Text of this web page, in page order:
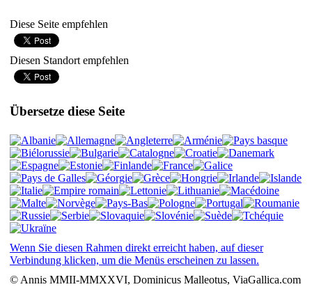
Diese Seite empfehlen
Diesen Standort empfehlen
Übersetze diese Seite
Wenn Sie diesen Rahmen direkt erreicht haben, auf dieser
Verbindung klicken, um die Menüs erscheinen zu lassen.
© Annis MMII-MMXXVI, Dominicus Malleotus, ViaGallica.com